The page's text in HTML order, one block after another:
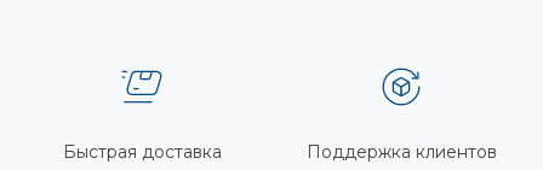
Быстрая доставка Поддержка клиентов